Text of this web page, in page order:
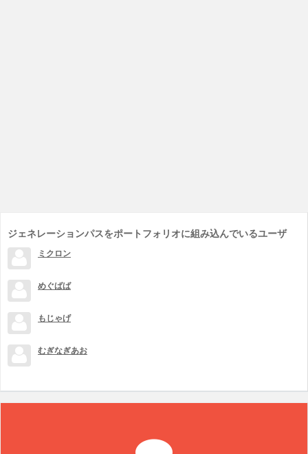
ジェネレーションパスをポートフォリオに組み込んでいるユーザ
ミクロン
めぐばば
もじゃげ
むぎなぎあお